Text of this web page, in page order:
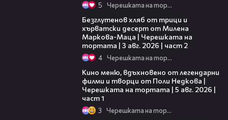
5 Черешката на тортата
Безглутенов хляб от трици и
хърватски десерт от Милена
Маркова-Маца | Черешката на
тортата | 3 авг. 2026 | част 2
4 Черешката на тортата
Кино меню, вдъхновено от легендарни
филми и творци от Поли Недкова |
Черешката на тортата | 5 авг. 2026 |
част 1
3 Черешката на тортата